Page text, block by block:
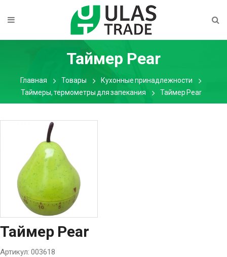
Таймер Pear
Главная Товары
Кухонные принадлежности
Таймеры, термометры для запекания
Таймер Pear
Таймер Pear
Артикул: 003618